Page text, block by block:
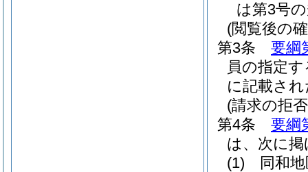
は第3号
(閲覧後の
第3条
要綱
員の指定
に記載さ
(請求の拒
第4条
要綱
は、次に
(1)
同和